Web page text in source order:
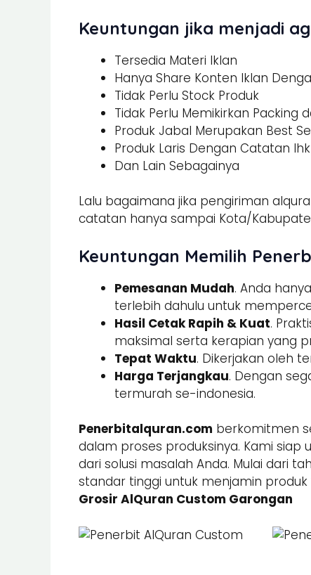
Keuntungan jika menjadi
Tersedia Materi Iklan
Hanya Share Konten Iklan
Tidak Perlu Stock Produk
Tidak Perlu Memikirkan Packing
Produk Jabal Merupakan Best
Produk Laris Dengan Catatan
Dan Lain Sebagainya
Lalu bagaimana jika pengiriman
catatan hanya sampai Kota/
Keuntungan Memilih
Pemesanan Mudah. Anda
terlebih dahulu untuk
Hasil Cetak Rapih & Kuat.
maksimal serta kerapian yang
Tepat Waktu. Dikerjakan oleh
Harga Terjangkau. Dengan
termurah se-indonesia.
Penerbitalquran.com berkomitmen
dalam proses produksinya. Kami
dari solusi masalah Anda. Mulai dari
standar tinggi untuk menjamin
Grosir AlQuran Custom Garongan